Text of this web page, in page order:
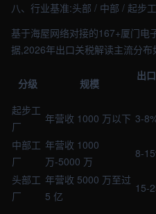
八、行业基准:头部 / 中部 / 起步
基于海屋网络对接的167+厦门电
据,2026年出口关税解读主流分布
分级 规模
出
起步工
厂
年营收 1000 万以下 3-
中部工
厂
年营收 1000
万-5000 万
8-
头部工
厂
年营收 5000 万至过
5 亿
15-